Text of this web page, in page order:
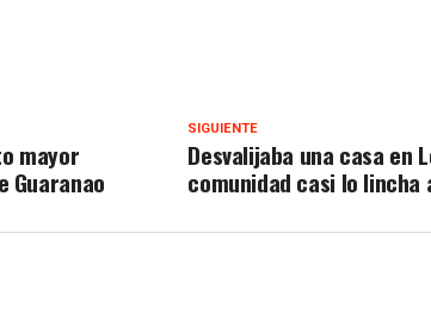
SIGUIENTE
Desvalijaba una casa en
comunidad casi lo
mayor
Guaranao